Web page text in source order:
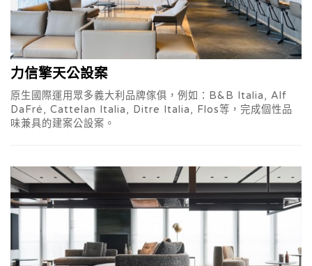
力信擎天公設案
原生國際運用眾多義大利品牌傢俱，例如：B&B Italia, Alf
DaFré, Cattelan Italia, Ditre Italia, Flos等，完成個性品
味兼具的建案公設案。